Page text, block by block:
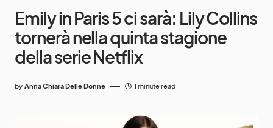
Emily in Paris 5 ci sarà: Lily Collins
tornerà nella quinta stagione
della serie Netflix
by Anna Chiara Delle Donne 1 minute read